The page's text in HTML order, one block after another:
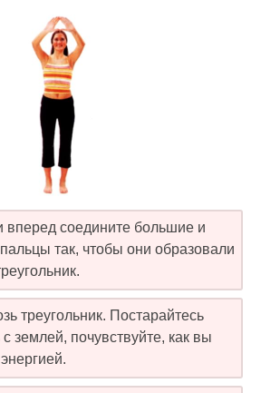
вперед соедините большие и
так, чтобы они образовали
треугольник. Постарайтесь
землей, почувствуйте, как вы